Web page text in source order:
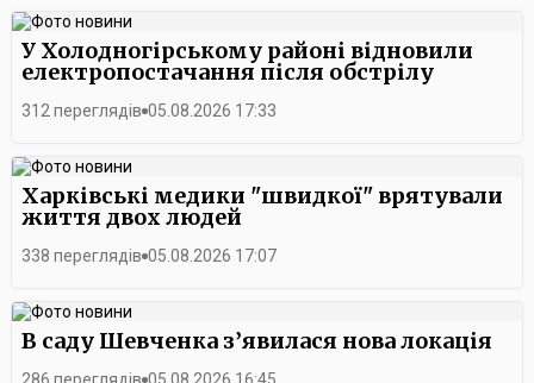
У Холодногірському районі відновили
електропостачання після обстрілу
312 переглядів 05.08.2026 17:33
Харківські медики "швидкої" врятували
життя двох людей
338 переглядів 05.08.2026 17:07
В саду Шевченка з’явилася нова локація